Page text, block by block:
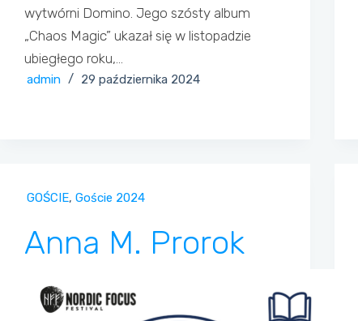
wytwórni Domino. Jego szósty album
„Chaos Magic” ukazał się w listopadzie
ubiegłego roku,…
admin 29 października 2024
GOŚCIE, Goście 2024
Anna M. Prorok